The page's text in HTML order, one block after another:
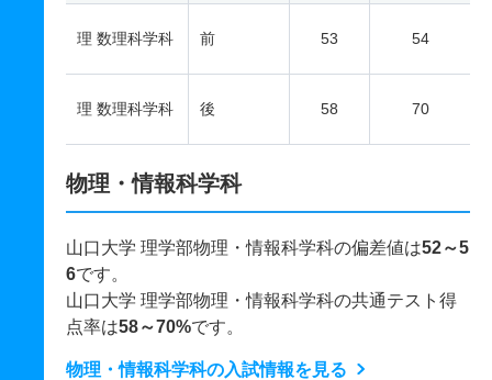
理 数理科学科 前 53 54
理 数理科学科 後 58 70
物理・情報科学科
山口大学 理学部物理・情報科学科の偏差値は52～5
6です。
山口大学 理学部物理・情報科学科の共通テスト得
点率は58～70%です。
物理・情報科学科の入試情報を見る